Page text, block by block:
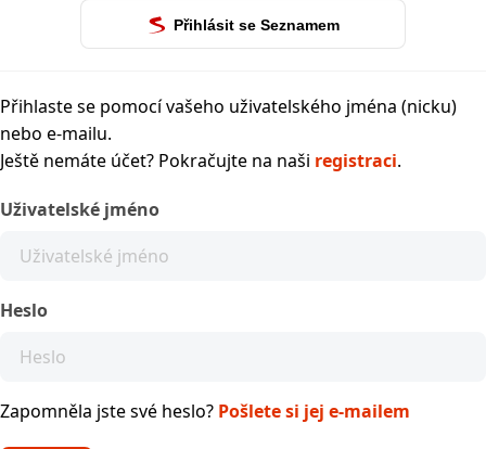
Přihlásit se Seznamem
Přihlaste se pomocí vašeho uživatelského jména (nicku)
nebo e-mailu.
Ještě nemáte účet? Pokračujte na naši registraci.
Uživatelské jméno
Heslo
Zapomněla jste své heslo? Pošlete si jej e-mailem